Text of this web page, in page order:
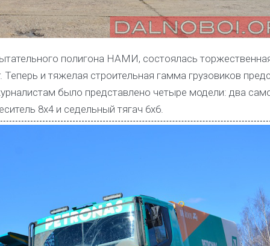
полигона НАМИ, состоялась
и тяжелая строительная гамма грузовиков
было представлено четыре модели: два
8х4 и седельный тягач 6х6.